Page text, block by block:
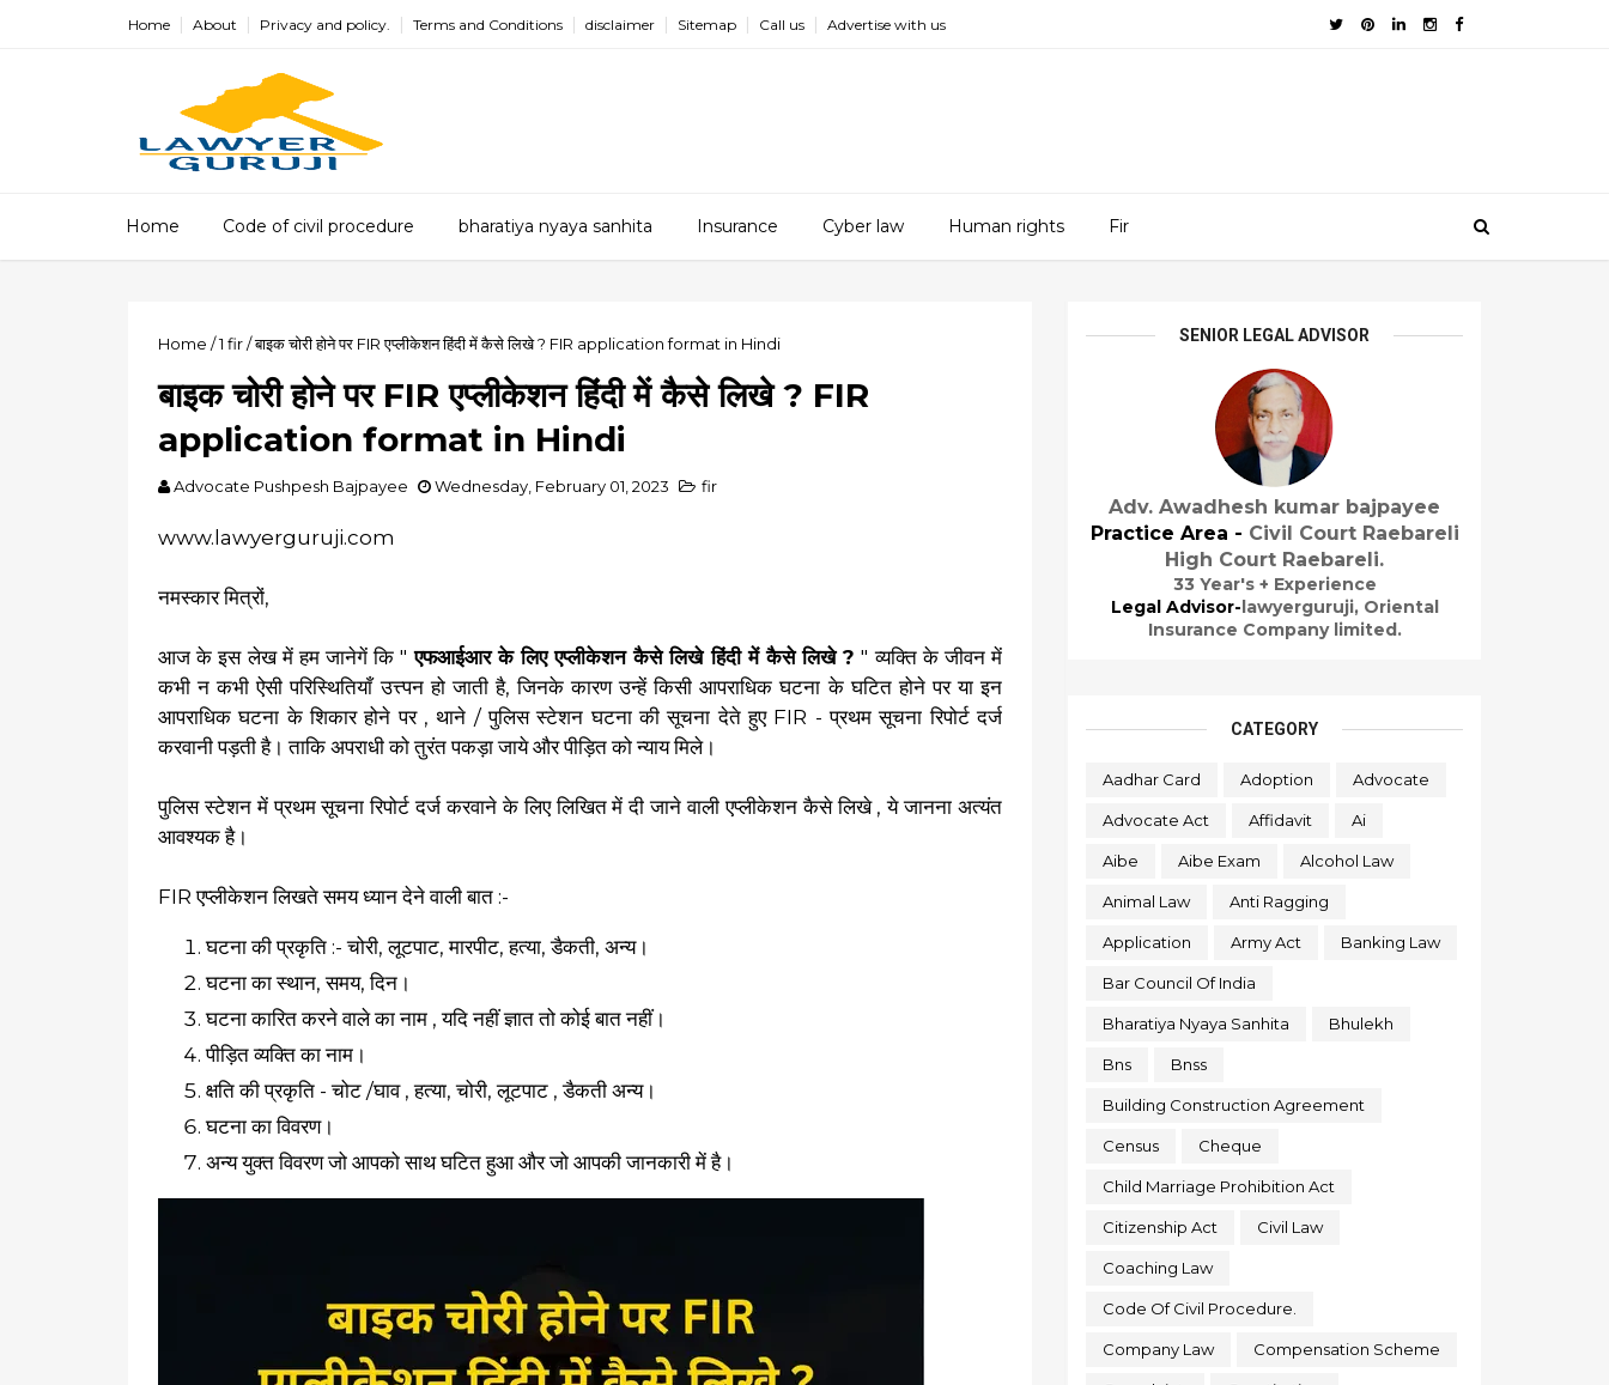
Home About Privacy and policy. Terms and Conditions disclaimer Sitemap Call us Advertise with us
Home Code of civil procedure bharatiya nyaya sanhita Insurance Cyber law Human rights Fir
Home /1 fir/बाइक चोरी होने पर FIR एप्लीकेशन हिंदी में कैसे लिखे ? FIR application format in Hindi
बाइक चोरी होने पर FIR एप्लीकेशन हिंदी में कैसे लिखे ? FIR
application format in Hindi
Advocate Pushpesh Bajpayee Wednesday, February 01, 2023 fir
www.lawyerguruji.com
नमस्कार मित्रों,
आज के इस लेख में हम जानेगें कि "एफआईआर के लिए एप्लीकेशन कैसे लिखे हिंदी में कैसे लिखे ? " व्यक्ति के जीवन में
कभी न कभी ऐसी परिस्थितियाँ उत्त्पन हो जाती है, जिनके कारण उन्हें किसी आपराधिक घटना के घटित होने पर या इन
आपराधिक घटना के शिकार होने पर , थाने / पुलिस स्टेशन घटना की सूचना देते हुए FIR - प्रथम सूचना रिपोर्ट दर्ज
करवानी पड़ती है। ताकि अपराधी को तुरंत पकड़ा जाये और पीड़ित को न्याय मिले।
पुलिस स्टेशन में प्रथम सूचना रिपोर्ट दर्ज करवाने के लिए लिखित में दी जाने वाली एप्लीकेशन कैसे लिखे , ये जानना अत्यंत
आवश्यक है।
FIR एप्लीकेशन लिखते समय ध्यान देने वाली बात :-
घटना की प्रकृति :- चोरी, लूटपाट, मारपीट, हत्या, डैकती, अन्य।
घटना का स्थान, समय, दिन।
घटना कारित करने वाले का नाम , यदि नहीं ज्ञात तो कोई बात नहीं।
पीड़ित व्यक्ति का नाम।
क्षति की प्रकृति - चोट /घाव , हत्या, चोरी, लूटपाट , डैकती अन्य।
घटना का विवरण।
अन्य युक्त विवरण जो आपको साथ घटित हुआ और जो आपकी जानकारी में है।
SENIOR LEGAL ADVISOR
Adv. Awadhesh kumar bajpayee
Practice Area - Civil Court Raebareli
High Court Raebareli.
33 Year's + Experience
Legal Advisor-lawyerguruji, Oriental
Insurance Company limited.
CATEGORY
Aadhar Card Adoption Advocate
Advocate Act Affidavit Ai
Aibe Aibe Exam Alcohol Law
Animal Law Anti Ragging
Application Army Act Banking Law
Bar Council Of India
Bharatiya Nyaya Sanhita Bhulekh
Bns Bnss
Building Construction Agreement
Census Cheque
Child Marriage Prohibition Act
Citizenship Act Civil Law
Coaching Law
Code Of Civil Procedure.
Company Law Compensation Scheme